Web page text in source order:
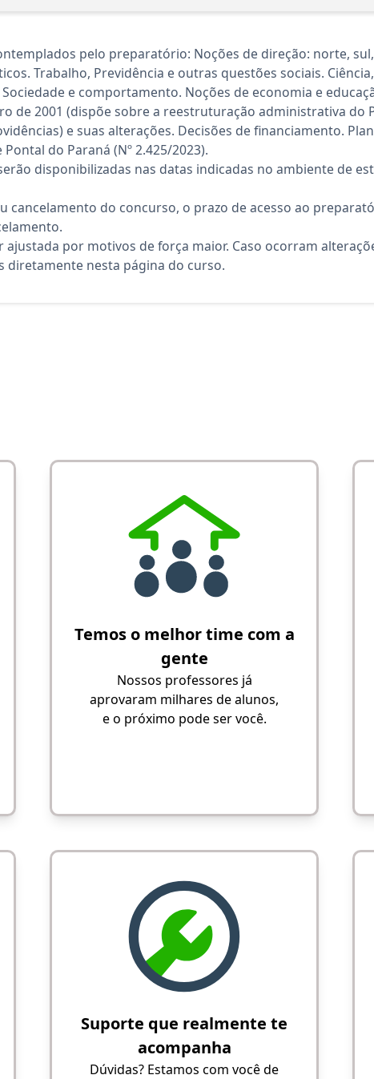
pelo preparatório: Noções de direção: norte,
Trabalho, Previdência e outras questões sociais.
e comportamento. Noções de economia e
de 2001 (dispõe sobre a reestruturação administrativa do
e suas alterações. Decisões de financiamento.
do Paraná (Nº 2.425/2023).
disponibilizadas nas datas indicadas no ambiente de
cancelamento do concurso, o prazo de acesso ao
por motivos de força maior. Caso ocorram
nesta página do curso.
Temos o melhor time com a
gente
Nossos professores já
aprovaram milhares de alunos,
e o próximo pode ser você.
Suporte que realmente te
acompanha
Dúvidas? Estamos com você de